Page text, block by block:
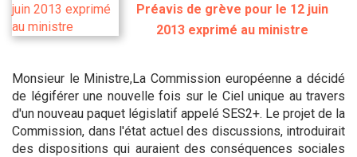
Préavis de grève pour le 12 juin
2013 exprimé au ministre
Monsieur le Ministre,La Commission européenne a décidé
de légiférer une nouvelle fois sur le Ciel unique au travers
d'un nouveau paquet législatif appelé SES2+. Le projet de la
Commission, dans l'état actuel des discussions, introduirait
des dispositions qui auraient des conséquences sociales